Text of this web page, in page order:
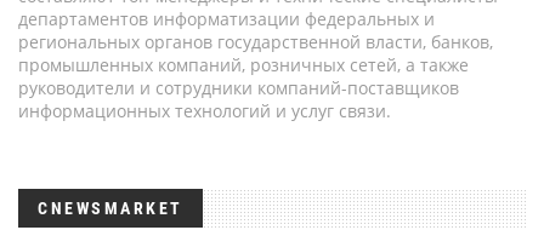
департаментов информатизации федеральных и
региональных органов государственной власти, банков,
промышленных компаний, розничных сетей, а также
руководители и сотрудники компаний-поставщиков
информационных технологий и услуг связи.
CNEWSMARKET